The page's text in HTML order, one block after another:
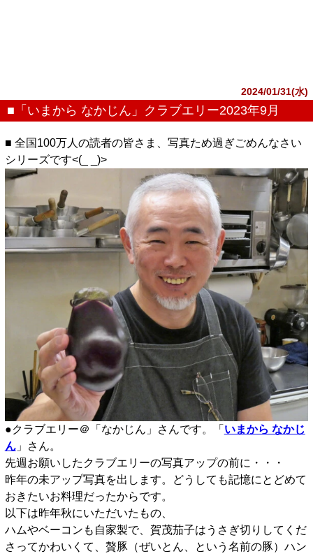
2024/01/31(水)
■「いまから なかじん」クラブエリー2023年9月
■ 全国100万人の読者の皆さま、写真ため過ぎごめんなさい
シリーズです<(_ _)>
●クラブエリー＠「なかじん」さんです。「 いまから なかじ
ん」さん。
先週お願いしたクラブエリーの写真アップの前に・・・
昨年の未アップ写真を出します。どうしても記憶にとどめて
おきたいお料理だったからです。
以下は昨年秋にいただいたもの、
ハムやベーコンも自家製で、賀茂茄子はうさぎ切りしてくだ
さってかわいくて、贅豚（ぜいとん、という名前の豚）ハン